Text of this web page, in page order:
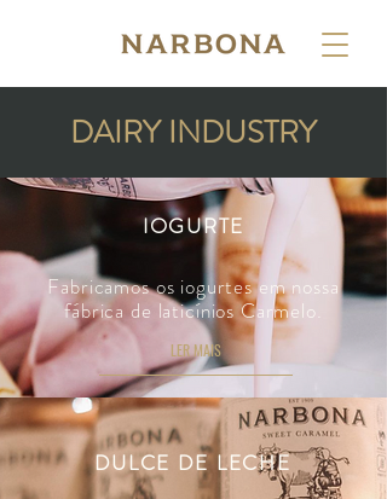
DAIRY INDUSTRY
IOGURTE
Fabricamos os iogurtes em nossa
fábrica de laticínios Carmelo.
LER MAIS
DULCE DE LECHE